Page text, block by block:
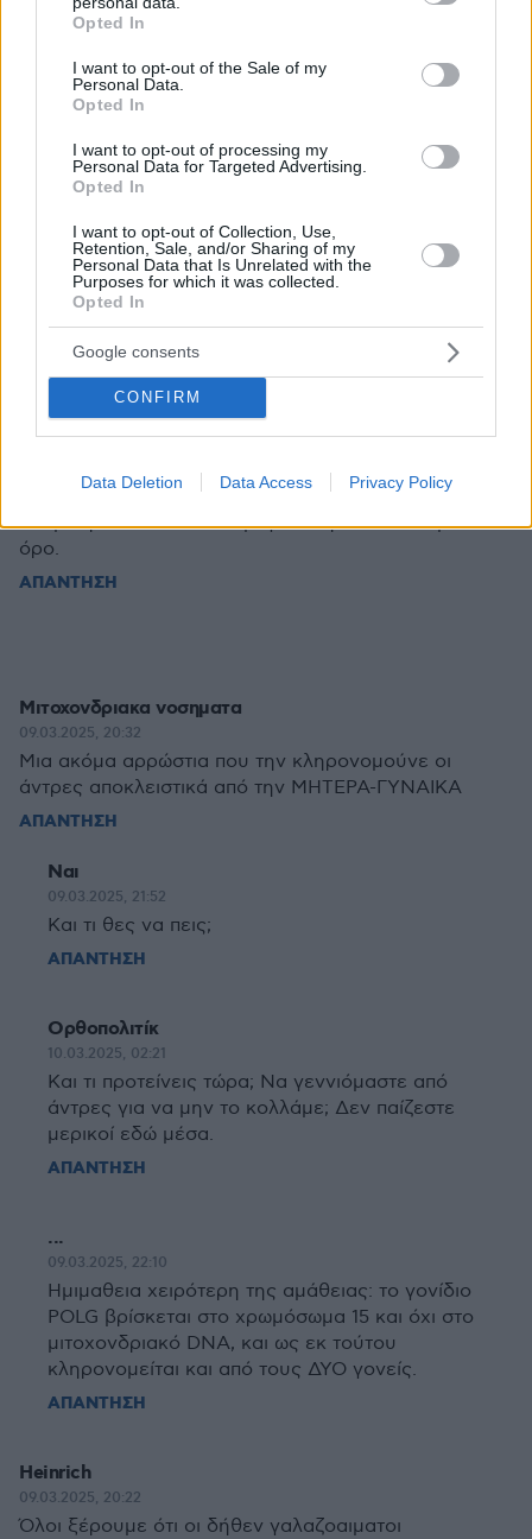
grant or deny consent to Google and its third-party tags to
use your data for below specified purposes in below Google
consent section.
Opted In
I want to opt-out of the Sale of my
Personal Data.
Opted In
I want to opt-out of processing my
Personal Data for Targeted Advertising.
Opted In
I want to opt-out of Collection, Use,
Retention, Sale, and/or Sharing of my
Personal Data that Is Unrelated with the
Purposes for which it was collected.
Opted In
Google consents
CONFIRM
Data Deletion Data Access Privacy Policy
ΑΠΑΝΤΗΣΗ
Έλεος!!
09.03.2025, 22:40
ΑΠΑΝΤΗΣΗ
Ανθρωπάκι πόσο μονος νιώθεις
10.03.2025, 02:47
Για να θέλεις να απασχολείς έστω και αρνητικά ...
δυστυχώς δεν σε θέλουν ούτε τα έντερα σου ...
ΑΠΑΝΤΗΣΗ
ΑγΕ
09.03.2025, 20:34
Οι βασιλικές οικογένειες ρέπουν στην αιμομιξία με
αποτέλεσμα να τις κατατρύχουν ασθένειες γενετικού
υποβάθρου σε ποσοστό μεγαλύτερο από τον μέσο
όρο.
ΑΠΑΝΤΗΣΗ
Μιτοχονδριακα νοσηματα
09.03.2025, 20:32
Μια ακόμα αρρώστια που την κληρονομούνε οι
άντρες αποκλειστικά από την ΜΗΤΕΡΑ-ΓΥΝΑΙΚΑ
ΑΠΑΝΤΗΣΗ
Ναι
09.03.2025, 21:52
Και τι θες να πεις;
ΑΠΑΝΤΗΣΗ
Ορθοπολιτίκ
10.03.2025, 02:21
Και τι προτείνεις τώρα; Να γεννιόμαστε από
άντρες για να μην το κολλάμε; Δεν παίζεστε
μερικοί εδώ μέσα.
ΑΠΑΝΤΗΣΗ
...
09.03.2025, 22:10
Ημιμαθεια χειρότερη της αμάθειας: το γονίδιο
POLG βρίσκεται στο χρωμόσωμα 15 και όχι στο
μιτοχονδριακό DNA, και ως εκ τούτου
κληρονομείται και από τους ΔΥΟ γονείς.
ΑΠΑΝΤΗΣΗ
Heinrich
09.03.2025, 20:22
Όλοι ξέρουμε ότι οι δήθεν γαλαζοαιματοι